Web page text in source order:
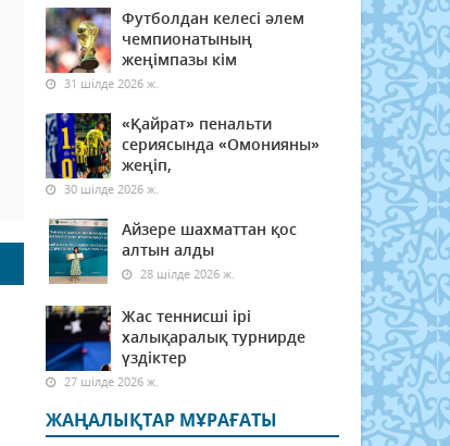
Футболдан келесі әлем
чемпионатының
жеңімпазы кім
31 шілде 2026 ж.
«Қайрат» пенальти
сериясында «Омонияны»
жеңіп,
30 шілде 2026 ж.
Айзере шахматтан қос
алтын алды
28 шілде 2026 ж.
Жас теннисші ірі
халықаралық турнирде
үздіктер
27 шілде 2026 ж.
ЖАҢАЛЫҚТАР МҰРАҒАТЫ